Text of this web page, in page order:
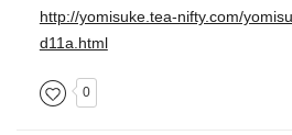
http://yomisuke.tea-nifty.com/
d11a.html
0